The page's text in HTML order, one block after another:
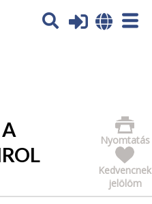
További tájékoztatás itt:
Nyomtatás
Kedvencnek
jelölöm